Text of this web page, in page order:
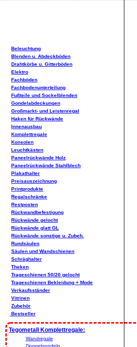
Beleuchtung
Blenden u. Abdeckböden
Drahtkörbe u. Gitterböden
Elektro
Fachböden
Fachbodenunterteilung
Fußteile und Sockelblenden
Gondelabdeckungen
Großmarkt- und Leistenregal
Haken für Rückwände
Innenausbau
Komplettregale
Konsolen
Leuchtkästen
Paneelrückwände Holz
Paneelrückwände Stahlblech
Plakathalter
Preisauszeichnung
Printprodukte
Regalschränke
Restposten
Rückwandbefestigung
Rückwände gelocht
Rückwände glatt GL
Rückwände sonstige u. Zubeh.
Rundsäulen
Säulen und Wandschienen
Schräghalter
Theken
Trageschienen 50/20 gelocht
Trageschienen Bekleidung + Mode
Verkaufsständer
Vitrinen
Zubehör
Bestseller
Tegometall Komplettregale:
Wandregale
Doppelgondeln